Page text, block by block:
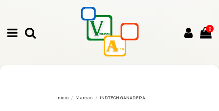
0
Inicio Marcas INDTECH GANADERA